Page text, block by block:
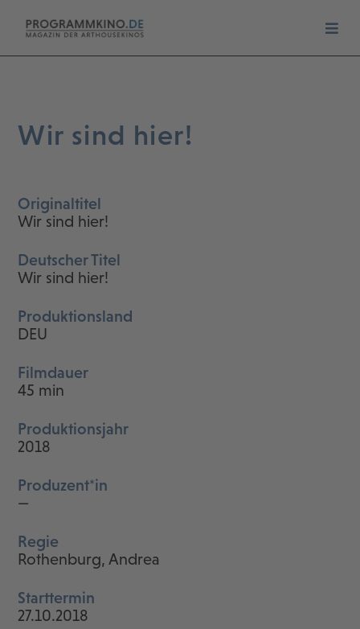
Wir sind hier!
Originaltitel
Wir sind hier!
Deutscher Titel
Wir sind hier!
Produktionsland
DEU
Filmdauer
45 min
Produktionsjahr
2018
Produzent*in
—
Regie
Rothenburg, Andrea
Starttermin
27.10.2018